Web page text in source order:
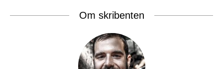
Om skribenten